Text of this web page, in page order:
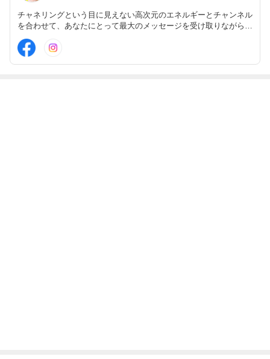
チャネリングという目に見えない高次元のエネルギーとチャンネル
を合わせて、あなたにとって最大のメッセージを受け取りながら
あなたの悩み、または目標達成を加速するお手伝いをしていきま
す。